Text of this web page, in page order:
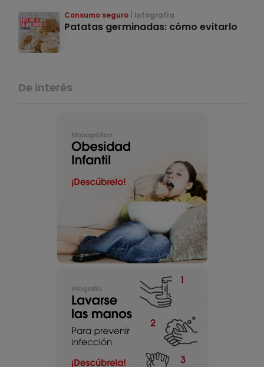
Consumo seguro Infografía
Patatas germinadas: cómo evitarlo
De interés